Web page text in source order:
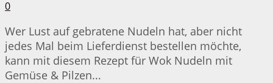
0
Wer Lust auf gebratene Nudeln hat, aber nicht
jedes Mal beim Lieferdienst bestellen möchte,
kann mit diesem Rezept für Wok Nudeln mit
Gemüse & Pilzen...